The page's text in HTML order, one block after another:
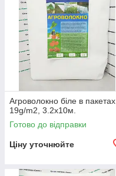
Агроволокно біле в пакетах
19g/m2, 3.2х10м.
Готово до відправки
Ціну уточнюйте